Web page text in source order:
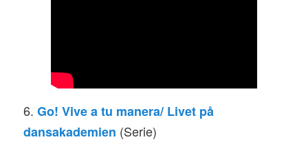
6.Go! Vive a tu manera/ Livet på
dansakademien (Serie)